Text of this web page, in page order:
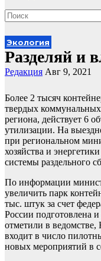
Экология
Разделяй и
Редакция Авг 9, 2021
Более 2 тысяч
твердых
региона, действует 6
утилизации. На
при региональном
хозяйства и
системы раздельного
По информации
увеличить парк
тыс. штук за счет
России подготовлена
отметили в ведомстве,
входит в число
новых мероприятий в